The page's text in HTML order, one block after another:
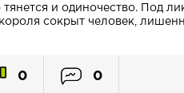
тянется и одиночество. Под
сокрыт человек,
0 0